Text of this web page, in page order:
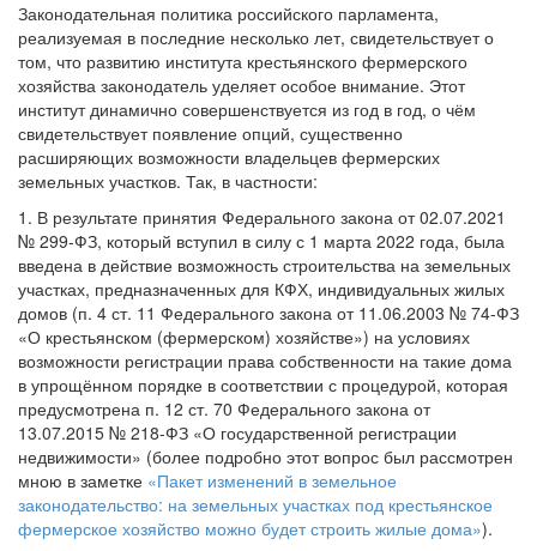
Законодательная политика российского парламента,
реализуемая в последние несколько лет, свидетельствует о
том, что развитию института крестьянского фермерского
хозяйства законодатель уделяет особое внимание. Этот
институт динамично совершенствуется из год в год, о чём
свидетельствует появление опций, существенно
расширяющих возможности владельцев фермерских
земельных участков. Так, в частности:
1. В результате принятия Федерального закона от 02.07.2021
№ 299-ФЗ, который вступил в силу с 1 марта 2022 года, была
введена в действие возможность строительства на земельных
участках, предназначенных для КФХ, индивидуальных жилых
домов (п. 4 ст. 11 Федерального закона от 11.06.2003 № 74-ФЗ
«О крестьянском (фермерском) хозяйстве») на условиях
возможности регистрации права собственности на такие дома
в упрощённом порядке в соответствии с процедурой, которая
предусмотрена п. 12 ст. 70 Федерального закона от
13.07.2015 № 218-ФЗ «О государственной регистрации
недвижимости» (более подробно этот вопрос был рассмотрен
мною в заметке «Пакет изменений в земельное
законодательство: на земельных участках под крестьянское
фермерское хозяйство можно будет строить жилые дома»).